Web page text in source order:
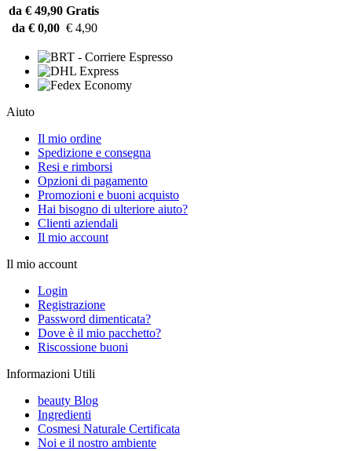
da € 49,90 Gratis
da € 0,00 € 4,90
Aiuto
Il mio ordine
Spedizione e consegna
Resi e rimborsi
Opzioni di pagamento
Promozioni e buoni acquisto
Hai bisogno di ulteriore aiuto?
Clienti aziendali
Il mio account
Il mio account
Login
Registrazione
Password dimenticata?
Dove è il mio pacchetto?
Riscossione buoni
Informazioni Utili
beauty Blog
Ingredienti
Cosmesi Naturale Certificata
Noi e il nostro ambiente